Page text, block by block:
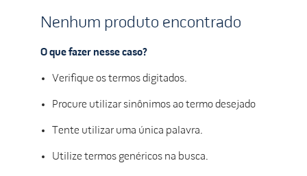
Nenhum produto encontrado
O que fazer nesse caso?
Verifique os termos digitados.
Procure utilizar sinônimos ao termo desejado
Tente utilizar uma única palavra.
Utilize termos genéricos na busca.